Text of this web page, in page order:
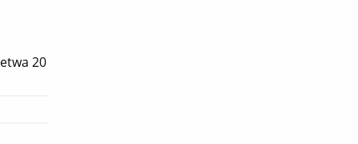
20